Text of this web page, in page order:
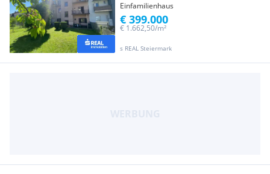
Einfamilienhaus
s REAL Steiermark
€ 1.662,50/m²
€ 399.000